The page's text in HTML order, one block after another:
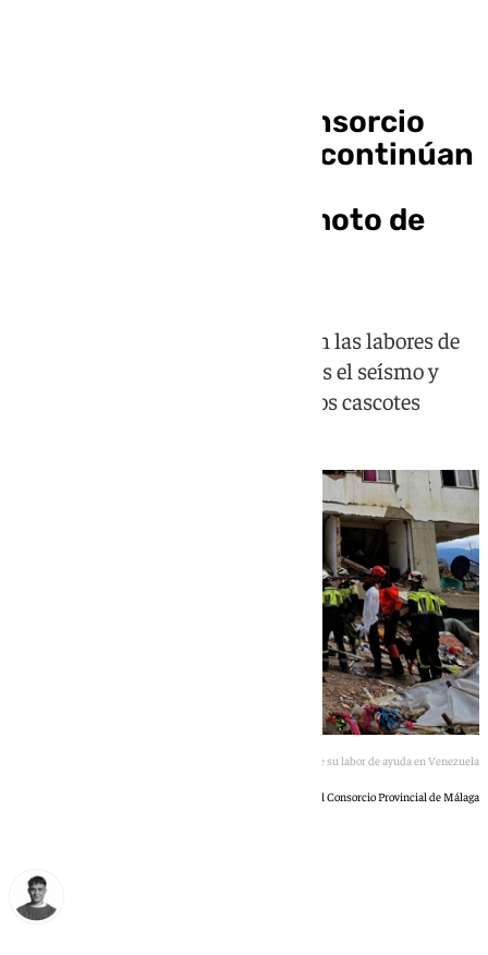
Los bomberos del Consorcio
Provincial de Málaga continúan
escombros del terremoto de
El equipo malagueño prosigue con las labores de
búsqueda y rescate en Caracas tras el seísmo y
han encontrado a un perro entre los cascotes
Bomberos malagueños durante su labor de ayuda en Venezuela
Bomberos del Consorcio Provincial de Málaga